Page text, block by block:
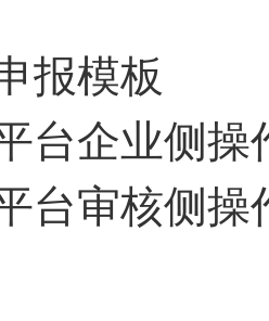
报模板
台企业侧操
台审核侧操